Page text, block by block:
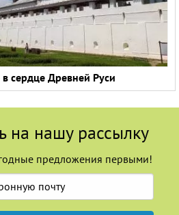
в сердце Древней Руси
на нашу рассылку
предложения первыми!